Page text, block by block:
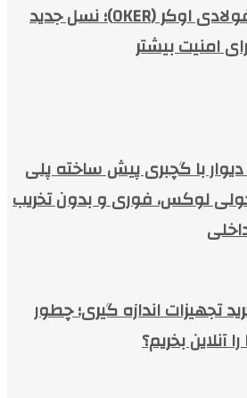
معرفی کرکره فولادی اوکر (OKER)؛ نسل جدید
امنیت بیشتر
با گچبری پیش ساخته پلی
لوکس، فوری و بدون تخریب
تجهیزات اندازه گیری؛ چطور
آنلاین بخریم؟